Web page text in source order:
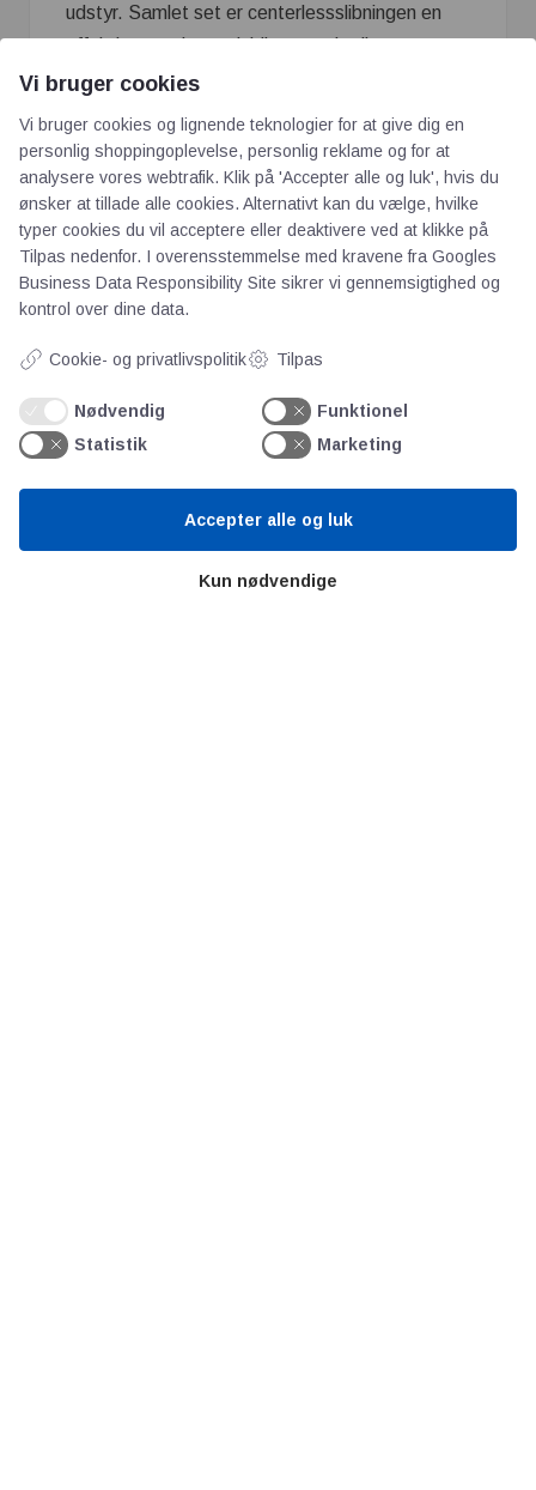
udstyr. Samlet set er centerlessslibningen en
effektiv, præcis og alsidig metode til
masseproduktion af cylindriske dele.
AOT
Om os
Priser
Vi bruger cookies
Vi bruger cookies og lignende teknologier for at give dig en
personlig shoppingoplevelse, personlig reklame og for at
analysere vores webtrafik. Klik på 'Accepter alle og luk', hvis du
ønsker at tillade alle cookies. Alternativt kan du vælge, hvilke
typer cookies du vil acceptere eller deaktivere ved at klikke på
Tilpas nedenfor. I overensstemmelse med kravene fra Googles
Business Data Responsibility Site sikrer vi gennemsigtighed og
kontrol over dine data.
Cookie- og privatlivspolitik Tilpas
Nødvendig
Funktionel
Statistik
Marketing
Kun nødvendige
Accepter alle og luk